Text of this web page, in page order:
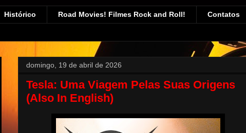
Histórico Road Movies! Filmes Rock and Roll! Contatos
domingo, 19 de abril de 2026
Tesla: Uma Viagem Pelas Suas Origens
(Also In English)